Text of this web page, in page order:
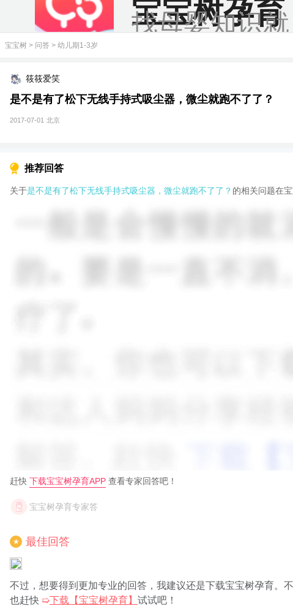
宝宝树孕育
找母婴知识
宝宝树 > 问答 > 幼儿期1-3岁
筱筱爱笑
是不是有了松下无线手持式吸尘器，微尘就跑不了了？
2017-07-01 北京
推荐回答
关于是不是有了松下无线手持式吸尘器，微尘就跑不了了？ 的相关问题在
赶快 下载宝宝树孕育APP 查看专家回答吧！
宝宝树孕育专家答
★ 最佳回答
不过，想要得到更加专业的回答，我建议还是下载宝宝树孕育。
也赶快 ➯下载【宝宝树孕育】 试试吧！